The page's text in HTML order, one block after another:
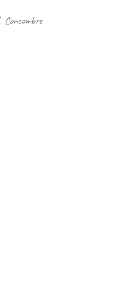
Concombre